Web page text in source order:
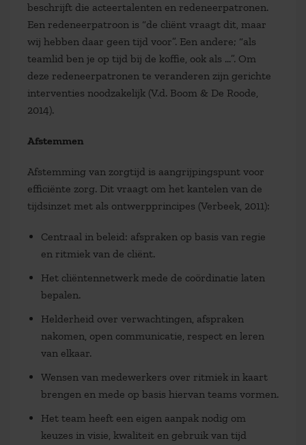
beschrijft die acteertalenten en redeneerpatronen.
Een redeneerpatroon is “de cliënt vraagt dit, maar
wij hebben daar geen tijd voor”. Een andere; “als
teamlid ben je op tijd bij de koffie, ook als …”. Om
deze redeneerpatronen te veranderen zijn gerichte
interventies noodzakelijk (V.d. Boom & De Roode,
2014).
Afstemmen
Afstemming van zorgtijd is aangrijpingspunt voor
efficiënte zorg. Dit vraagt om het kantelen van de
tijdsinzet met als ontwerpprincipes (Verbeek, 2011):
Centraal in beleid: afspraken op basis van regie
en ritmiek van de cliënt.
Het cliëntennetwerk mede de coördinatie laten
bepalen.
Helderheid over verwachtingen, afspraken
nakomen, open communicatie, respect en leren
van elkaar.
Wensen van medewerkers over ritmiek in kaart
brengen en mede op basis hiervan teams vormen.
Het team heeft een eigen aanpak nodig om
keuzes in visie, kwaliteit en gebruik van tijd